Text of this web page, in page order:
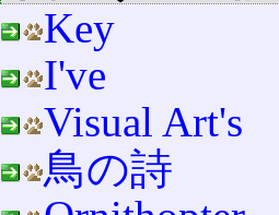
Key
I've
Visual Art's
鳥の詩